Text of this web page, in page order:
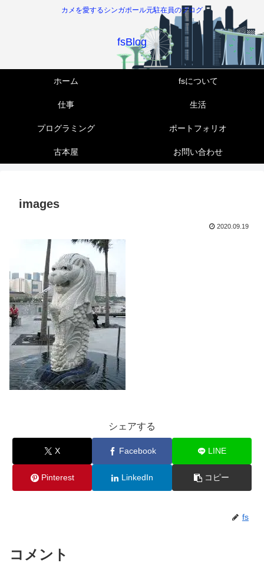
カメを愛するシンガポール元駐在員のブログ
fsBlog
ホーム fsについて
仕事 生活
プログラミング ポートフォリオ
古本屋 お問い合わせ
images
2020.09.19
シェアする
X Facebook LINE
Pinterest LinkedIn コピー
fs
コメント